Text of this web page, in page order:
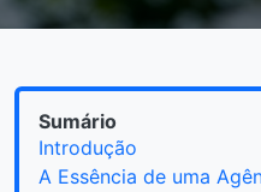
Sumário
Introdução
A Essência de uma